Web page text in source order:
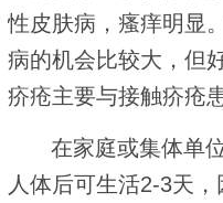
性皮肤病，瘙痒明显
病的机会比较大，但
疥疮主要与接触疥疮
在家庭或集体单
人体后可生活2-3天